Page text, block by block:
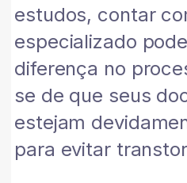
estudos, contar
especializado
diferença no
se de que seus
estejam
para evitar